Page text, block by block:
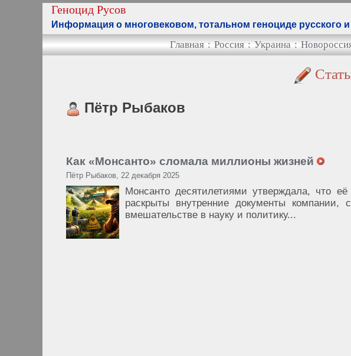
Геноцид Русов
Информация о многовековом, тотальном геноциде русского
Главная : Россия : Украина :
Пётр Рыбаков
Как «Монсанто» сломала миллионы жизней
Пётр Рыбаков, 22 декабря 2025
Монсанто десятилетиями утверждала, что
раскрыты внутренние документы
вмешательстве в науку и политику...